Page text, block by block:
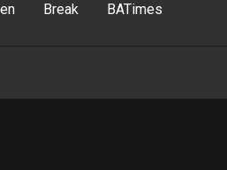
Break BATimes